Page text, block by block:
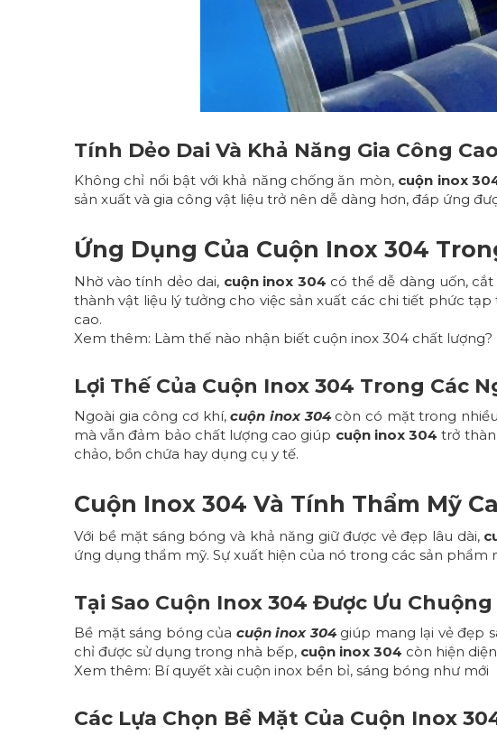
Tính Dẻo Dai Và Khả Năng Gia Công
Không chỉ nổi bật với khả năng chống ăn mòn, cuộn inox
sản xuất và gia công vật liệu trở nên dễ dàng hơn, đáp ứng
Ứng Dụng Của Cuộn Inox 304
Nhờ vào tính dẻo dai, cuộn inox 304 có thể dễ dàng uốn,
thành vật liệu lý tưởng cho việc sản xuất các chi tiết phức
cao.
Xem thêm: Làm thế nào nhận biết cuộn inox 304 chất lượng?
Lợi Thế Của Cuộn Inox 304 Trong Các
Ngoài gia công cơ khí,cuộn inox 304còn có mặt trong
mà vẫn đảm bảo chất lượng cao giúp cuộn inox 304 trở
chảo, bồn chứa hay dụng cụ y tế.
Cuộn Inox 304 Và Tính Thẩm Mỹ
Với bề mặt sáng bóng và khả năng giữ được vẻ đẹp lâu dài,
ứng dụng thẩm mỹ. Sự xuất hiện của nó trong các sản
Tại Sao Cuộn Inox 304 Được Ưu
Bề mặt sáng bóng của cuộn inox 304giúp mang lại vẻ đẹp
chỉ được sử dụng trong nhà bếp, cuộn inox 304 còn hiện
Xem thêm: Bí quyết xài cuộn inox bền bỉ, sáng bóng như mới
Các Lựa Chọn Bề Mặt Của Cuộn Inox